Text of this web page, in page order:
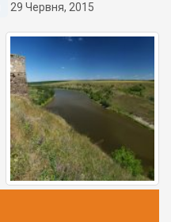
29 Червня, 2015